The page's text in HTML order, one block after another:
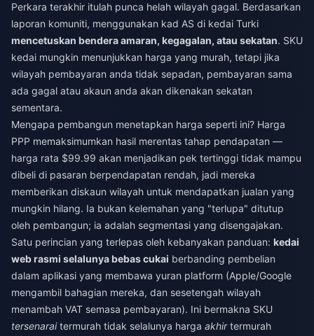
Perkara terakhir itulah punca helah wilayah gagal. Berdasarkan
laporan komuniti, menggunakan kad AS di kedai Turki
mencetuskan bendera amaran, kegagalan, atau sekatan. SKU
kedai mungkin menunjukkan harga yang murah, tetapi jika
wilayah pembayaran anda tidak sepadan, pembayaran sama
ada gagal atau akaun anda akan dikenakan sekatan
sementara.
Mengapa pembangun menetapkan harga seperti ini? Harga
PPP memaksimumkan hasil merentas tahap pendapatan —
harga rata $99.99 akan menjadikan pek tertinggi tidak mampu
dibeli di pasaran berpendapatan rendah, jadi mereka
memberikan diskaun wilayah untuk mendapatkan jualan yang
mungkin hilang. Ia bukan kelemahan yang "terlupa" ditutup
oleh pembangun; ia adalah segmentasi yang disengajakan.
Satu perincian yang terlepas oleh kebanyakan panduan: kedai
web rasmi selalunya bebas cukai berbanding pembelian
dalam aplikasi yang membawa yuran platform (Apple/Google
mengambil bahagian mereka, dan sesetengah wilayah
menambah VAT semasa pembayaran). Ini bermakna SKU
tersenaraitermurah tidak selalunya harga akhirtermurah